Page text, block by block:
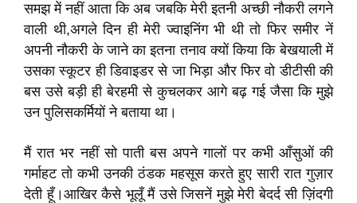
समझ में नहीं आता कि अब जबकि मेरी इतनी अच्छी नौकरी लगने
वाली थी,अगले दिन ही मेरी ज्वाइनिंग भी थी तो फिर समीर नें
अपनी नौकरी के जाने का इतना तनाव क्यों किया कि बेखयाली में
उसका स्कूटर ही डिवाइडर से जा भिड़ा और फिर वो डीटीसी की
बस उसे बड़ी ही बेरहमी से कुचलकर आगे बढ़ गई जैसा कि मुझे
उन पुलिसकर्मियों ने बताया था।
मैं रात भर नहीं सो पाती बस अपने गालों पर कभी आँसुओं की
गर्माहट तो कभी उनकी ठंडक महसूस करते हुए सारी रात गुज़ार
देती हूँ।आखिर कैसे भूलूँ मैं उसे जिसनें मुझे मेरी बेदर्द सी ज़िंदगी